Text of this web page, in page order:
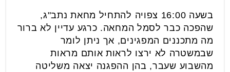
בשעה 16:00 צפויה להתחיל מחאת נתב"ג,
שהפכה כבר לסמל המחאה. כרגע עדיין לא ברור
מה מתכננים המפגינים, אך ניתן לומר
שבמשטרה לא ירצו לראות אותם מראות
מהשבוע שעבר, בהן ההפגנה יצאה משליטה